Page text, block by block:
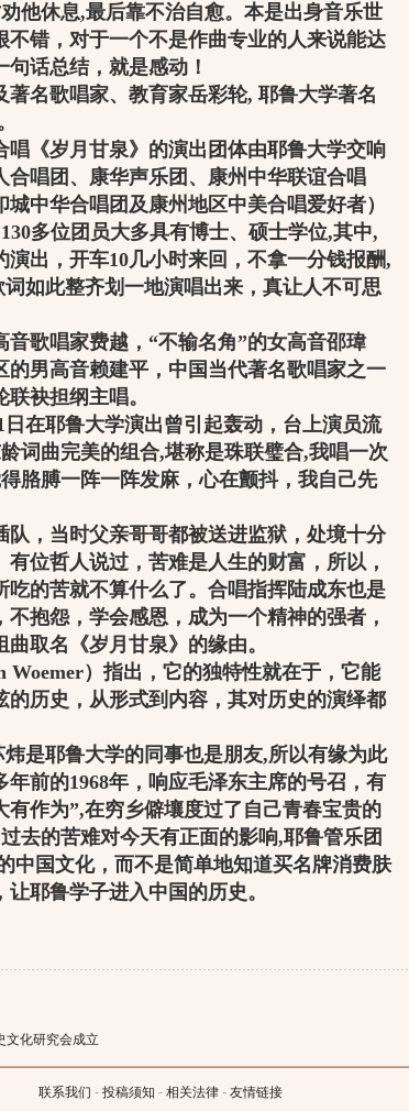
他休息,最后靠不治自愈。本是出身音乐世
错，对于一个不是作曲专业的人来说能达
话总结，就是感动！
名歌唱家、教育家岳彩轮, 耶鲁大学著名
《岁月甘泉》的演出团体由耶鲁大学交响
唱团、康华声乐团、康州中华联谊合唱
中华合唱团及康州地区中美合唱爱好者）
多位团员大多具有博士、硕士学位,其中,
出，开车10几小时来回，不拿一分钱报酬,
如此整齐划一地演唱出来，真让人不可思
歌唱家费越，“不输名角”的女高音邵瑋
男高音赖建平，中国当代著名歌唱家之一
袂担纲主唱。
在耶鲁大学演出曾引起轰动，台上演员流
词曲完美的组合,堪称是珠联璧合,我唱一次
胳膊一阵一阵发麻，心在颤抖，我自己先
，当时父亲哥哥都被送进监狱，处境十分
位哲人说过，苦难是人生的财富，所以，
的苦就不算什么了。合唱指挥陆成东也是
抱怨，学会感恩，成为一个精神的强者，
取名《岁月甘泉》的缘由。
）指出，它的独特性就在于，它能
历史，从形式到内容，其对历史的演绎都
耶鲁大学的同事也是朋友,所以有缘为此
前的1968年，响应毛泽东主席的号召，有
作为”,在穷乡僻壤度过了自己青春宝贵的
去的苦难对今天有正面的影响,耶鲁管乐团
中国文化，而不是简单地知道买名牌消费肤
耶鲁学子进入中国的历史。
文化研究会成立
联系我们 - 投稿须知 - 相关法律 - 友情链接